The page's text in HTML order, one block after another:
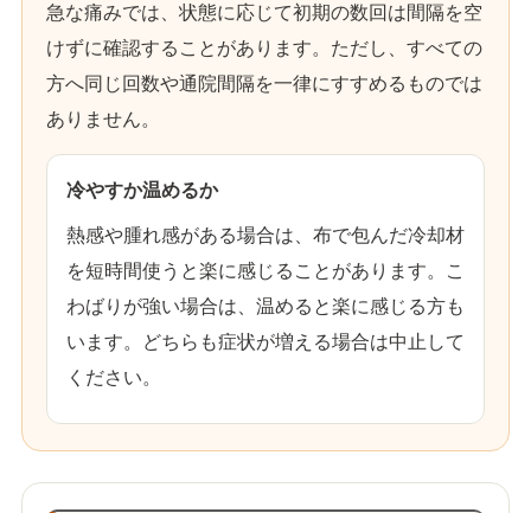
急な痛みでは、状態に応じて初期の数回は間隔を空
けずに確認することがあります。ただし、すべての
方へ同じ回数や通院間隔を一律にすすめるものでは
ありません。
冷やすか温めるか
熱感や腫れ感がある場合は、布で包んだ冷却材
を短時間使うと楽に感じることがあります。こ
わばりが強い場合は、温めると楽に感じる方も
います。どちらも症状が増える場合は中止して
ください。